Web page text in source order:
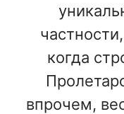
когда
впрочем,